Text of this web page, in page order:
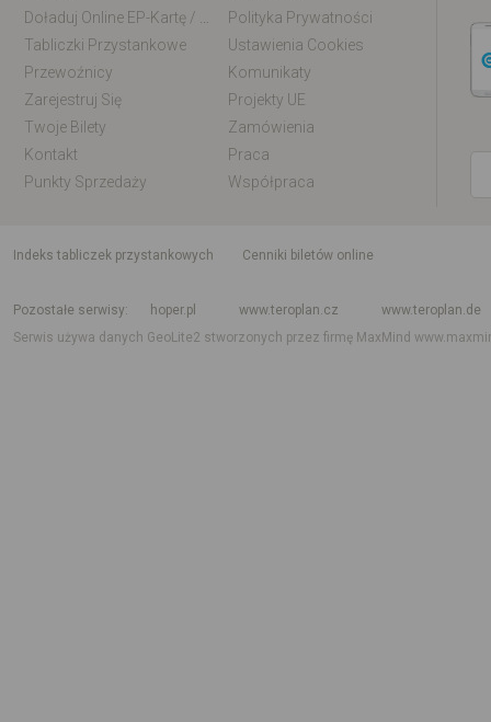
Polityka Prywatności
Tabliczki Przystankowe
Ustawienia Cookies
Przewoźnicy
Komunikaty
Zarejestruj Się
Projekty UE
Twoje Bilety
Zamówienia
Kontakt
Praca
Punkty Sprzedaży
Współpraca
indeks tabliczek przystankowych
Cenniki biletów online
Pozostałe serwisy
hoper.pl www.teroplan.cz
www.teroplan.de
Serwis używa danych GeoLite2 stworzonych przez firmę MaxMind